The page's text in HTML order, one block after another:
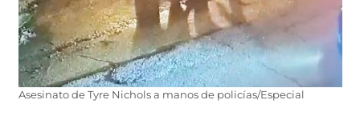
Asesinato de Tyre Nichols a manos de policías/Especial